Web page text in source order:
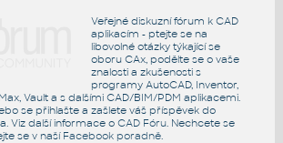
Veřejné diskuzní fórum k CAD
aplikacím - ptejte se na
libovolné otázky týkající se
oboru CAx, podělte se o vaše
znalosti a zkušenosti s
programy AutoCAD, Inventor,
Vault a s dalšími CAD/BIM/PDM aplikacemi.
se přihlašte a zašlete váš příspěvek do
Viz další informace o CAD Fóru. Nechcete se
se v naší Facebook poradně.